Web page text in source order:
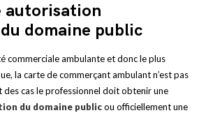
autorisation
domaine public
commerciale ambulante et donc le plus
la carte de commerçant ambulant n’est pas
des cas le professionnel doit obtenir une
du domaine publicou officiellement une